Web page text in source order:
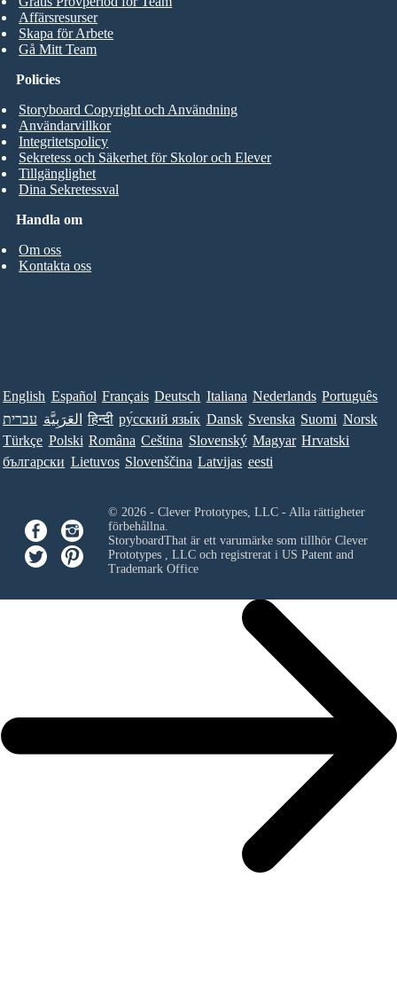
Affärsresurser
Skapa för Arbete
Gå Mitt Team
Handla om
Om oss
Kontakta oss
Policies
Storyboard Copyright och Användning
Användarvillkor
Integritetspolicy
Sekretess och Säkerhet för Skolor och Elever
Tillgänglighet
Dina Sekretessval
English Español Français Deutsch Italiana Nederlands Português
עברית العَرَبِيَّة हिन्दी ру́сский язы́к Dansk Svenska Suomi Norsk
Türkçe Polski Româna Ceština Slovenský Magyar Hrvatski
български Lietuvos Slovenščina Latvijas eesti
© 2026 - Clever Prototypes, LLC - Alla rättigheter
förbehållna.
StoryboardThat är ett varumärke som tillhör Clever
Prototypes , LLCoch registrerat i US Patent and
Trademark Office